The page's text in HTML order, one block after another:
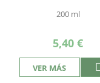
200 ml
5,40 €
VER MÁS